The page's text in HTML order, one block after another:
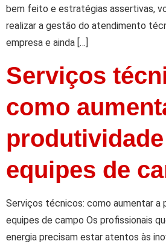
bem feito e estratégias assertivas,
realizar a gestão do atendimento
empresa e ainda […]
Serviços
como
equipes de
Serviços técnicos: como aumentar a
equipes de campo Os profissionais
energia precisam estar atentos às